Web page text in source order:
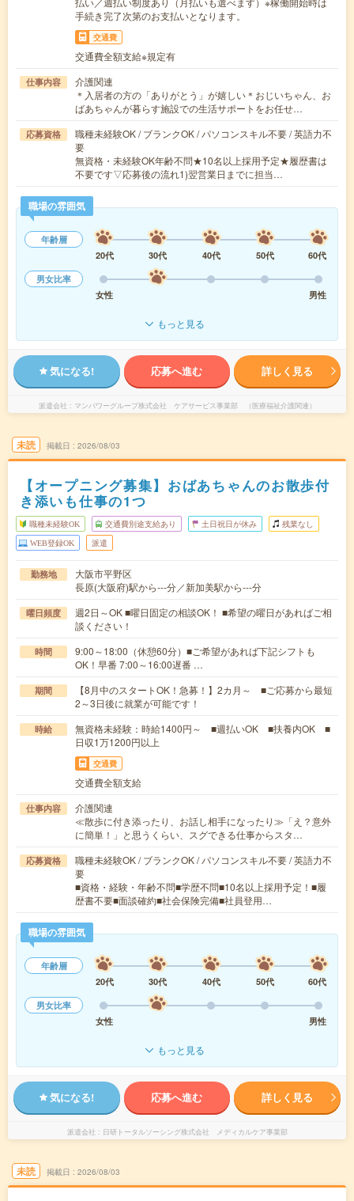
手続き完了次第のお支払いとなります。
交通費
交通費全額支給※規定有
仕事内容
介護関連
＊入居者の方の「ありがとう」が嬉しい＊おじいちゃん、お
ばあちゃんが暮らす施設での生活サポートをお任せ…
応募資格
職種未経験OK / ブランクOK / パソコンスキル不要 / 英語力不
要
無資格・未経験OK年齢不問★10名以上採用予定★履歴書は
不要です▽応募後の流れ1)翌営業日までに担当…
職場の雰囲気
年齢層
20代
30代 40代 50代
60代
男女比率
女性
男性
もっと見る
気になる! 応募へ進む 詳しく見る
派遣会社 マンパワーグループ株式会社 ケアサービス事業部 （医療福祉介護関連）
未読 掲載日 2026/08/03
【オープニング募集】おばあちゃんのお散歩付
き添いも仕事の1つ
職種未経験OK 交通費別途支給あり 土日祝日が休み 残業なし
WEB登録OK 派遣
勤務地
大阪市平野区
長原(大阪府)駅から---分／新加美駅から---分
曜日頻度
週2日～OK ■曜日固定の相談OK！ ■希望の曜日があればご相
談ください！
時間
9:00～18:00（休憩60分）■ご希望があれば下記シフトも
OK！早番 7:00～16:00遅番 …
期間
【8月中のスタートOK！急募！】2カ月～ ■ご応募から最短
2～3日後に就業が可能です！
時給
無資格未経験：時給1400円～ ■週払いOK ■扶養内OK ■
日収1万1200円以上
交通費
交通費全額支給
仕事内容
介護関連
≪散歩に付き添ったり、お話し相手になったり≫「え？意外
に簡単！」と思うくらい、スグできる仕事からスタ…
応募資格
職種未経験OK / ブランクOK / パソコンスキル不要 / 英語力不
要
■資格・経験・年齢不問■学歴不問■10名以上採用予定！■履
歴書不要■面談確約■社会保険完備■社員登用…
職場の雰囲気
年齢層
20代
30代 40代 50代
60代
男女比率
女性
男性
もっと見る
気になる! 応募へ進む 詳しく見る
派遣会社 日研トータルソーシング株式会社 メディカルケア事業部
未読 掲載日 2026/08/03